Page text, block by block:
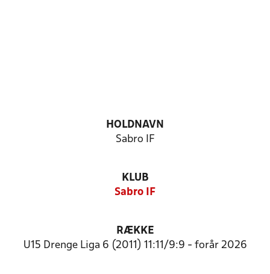
HOLDNAVN
Sabro IF
KLUB
Sabro IF
RÆKKE
U15 Drenge Liga 6 (2011) 11:11/9:9 - forår 2026